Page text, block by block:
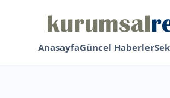
AnasayfaGüncel Haberler